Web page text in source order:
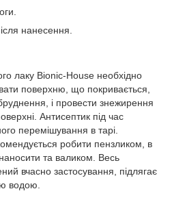
нанесення.
лаку Bionic-House необхідно
поверхню, що покривається,
і провести знежирення
Антисептик під час
перемішування в тарі.
робити пензликом, в
та валиком. Весь
вчасно застосування, підлягає
водою.